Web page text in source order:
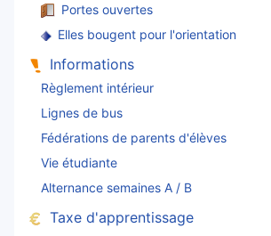
Portes ouvertes
Elles bougent pour l'orientation
Informations
Règlement intérieur
Lignes de bus
Fédérations de parents d'élèves
Vie étudiante
Alternance semaines A / B
Taxe d'apprentissage